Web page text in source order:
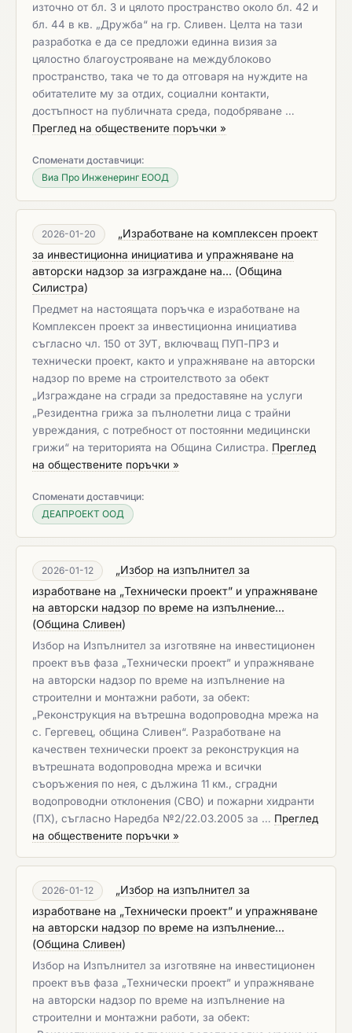
източно от бл. 3 и цялото пространство около бл. 42 и
бл. 44 в кв. „Дружба“ на гр. Сливен. Целта на тази
разработка е да се предложи единна визия за
цялостно благоустрояване на междублоково
пространство, така че то да отговаря на нуждите на
обитателите му за отдих, социални контакти,
достъпност на публичната среда, подобряване …
Преглед на обществените поръчки »
Споменати доставчици:
Виа Про Инженеринг ЕООД
2026-01-20
„Изработване на комплексен проект
за инвестиционна инициатива и упражняване на
авторски надзор за изграждане на... (Община
Силистра)
Предмет на настоящата поръчка е изработване на
Комплексен проект за инвестиционна инициатива
съгласно чл. 150 от ЗУТ, включващ ПУП-ПРЗ и
технически проект, както и упражняване на авторски
надзор по време на строителството за обект
„Изграждане на сгради за предоставяне на услуги
„Резидентна грижа за пълнолетни лица с трайни
увреждания, с потребност от постоянни медицински
грижи“ на територията на Община Силистра. ​​​​​​​ Преглед
на обществените поръчки »
Споменати доставчици:
ДЕАПРОЕКТ ООД
2026-01-12
„Избор на изпълнител за
изработване на „Технически проект” и упражняване
на авторски надзор по време на изпълнение...
(Община Сливен)
Избор на Изпълнител за изготвяне на инвестиционен
проект във фаза „Технически проект” и упражняване
на авторски надзор по време на изпълнение на
строителни и монтажни работи, за обект:
„Реконструкция на вътрешна водопроводна мрежа на
с. Гергевец, община Сливен“. Разработване на
качествен технически проект за реконструкция на
вътрешната водопроводна мрежа и всички
съоръжения по нея, с дължина 11 км., сградни
водопроводни отклонения (СВО) и пожарни хидранти
(ПХ), съгласно Наредба №2/22.03.2005 за … Преглед
на обществените поръчки »
2026-01-12
„Избор на изпълнител за
изработване на „Технически проект” и упражняване
на авторски надзор по време на изпълнение...
(Община Сливен)
Избор на Изпълнител за изготвяне на инвестиционен
проект във фаза „Технически проект” и упражняване
на авторски надзор по време на изпълнение на
строителни и монтажни работи, за обект: